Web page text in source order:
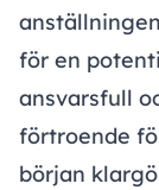
för en
ansvarsfull
förtroende
början